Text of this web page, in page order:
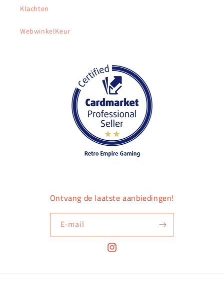
Klachten
WebwinkelKeur
Ontvang de laatste aanbiedingen!
E‑mail
Instagram